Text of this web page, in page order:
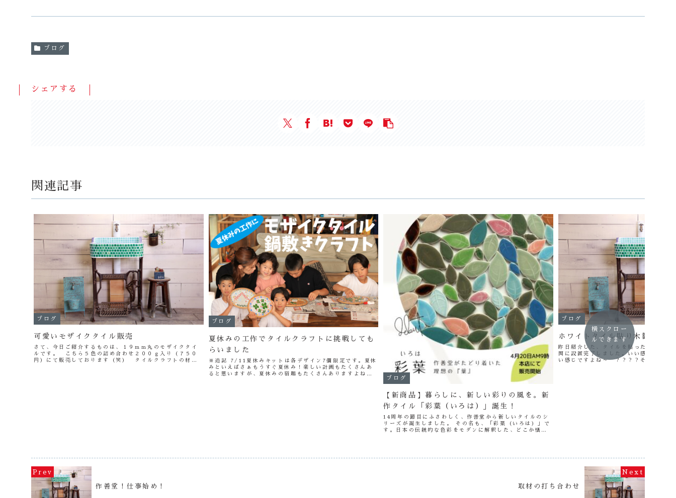
ブログ
シェアする
関連記事
ブログ
可愛いモザイクタイル販売
さて、今日ご紹介するものは、１９ｍｍ丸のモザイクタイ
ルです。 こちら５色の詰め合わせ２００ｇ入り（７５０
円）にて販売しております（笑） タイルクラフトの材料
ブログ
夏休みの工作でタイルクラフトに挑戦しても
らいました
※追記 7/11夏休みキットは各デザイン7個限定です。夏休
みといえばさぁもうすぐ夏休み！楽しい計画もたくさんあ
ると思いますが、夏休みの宿題もたくさんありますよね
ブログ
【新商品】暮らしに、新しい彩りの風を。新
作タイル「彩葉（いろは）」誕生！
14周年の節目にふさわしく、作善堂から新しいタイルのシ
リーズが誕生しました。 その名も、「彩葉（いろは）」で
す。日本の伝統的な色彩をモダンに解釈した、どこか懐か
ブログ
ホワイトタイル貼り木製棚設
昨日紹介した、タイルを貼った木製の棚
関に設置完了しました。いい感じだと
い感じですよね～ ？？？？そして、先
横スクロー
ルできます
作善堂！仕事始め！ 取材の打ち合わせ